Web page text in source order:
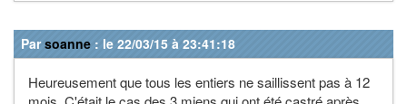
Parsoanne : le 22/03/15 à 23:41:18
Heureusement que tous les entiers ne saillissent pas à 12